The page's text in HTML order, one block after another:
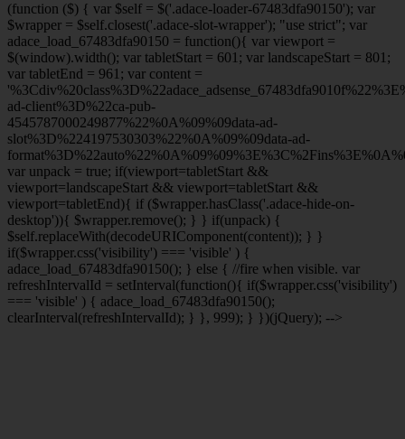
(function ($) { var $self = $('.adace-loader-67483dfa90150'); var
$wrapper = $self.closest('.adace-slot-wrapper'); "use strict"; var
adace_load_67483dfa90150 = function(){ var viewport =
$(window).width(); var tabletStart = 601; var landscapeStart = 801;
var tabletEnd = 961; var content =
ad-client%3D%22ca-pub-
4545787000249877%22%0A%09%09data-ad-
slot%3D%224197530303%22%0A%09%09data-ad-
var unpack = true; if(viewport=tabletStart &&
viewport=landscapeStart && viewport=tabletStart &&
viewport=tabletEnd){ if ($wrapper.hasClass('.adace-hide-on-
desktop')){ $wrapper.remove(); } } if(unpack) {
$self.replaceWith(decodeURIComponent(content)); } }
if($wrapper.css('visibility') === 'visible' ) {
adace_load_67483dfa90150(); } else { //fire when visible. var
refreshIntervalId = setInterval(function(){ if($wrapper.css('visibility')
=== 'visible' ) { adace_load_67483dfa90150();
clearInterval(refreshIntervalId); } }, 999); } })(jQuery); -->